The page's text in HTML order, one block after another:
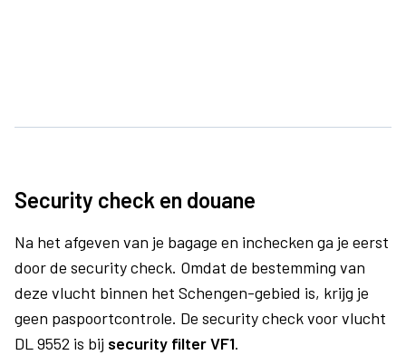
Security check en douane
Na het afgeven van je bagage en inchecken ga je eerst
door de security check. Omdat de bestemming van
deze vlucht binnen het Schengen-gebied is, krijg je
geen paspoortcontrole. De security check voor vlucht
DL 9552 is bij security filter VF1.